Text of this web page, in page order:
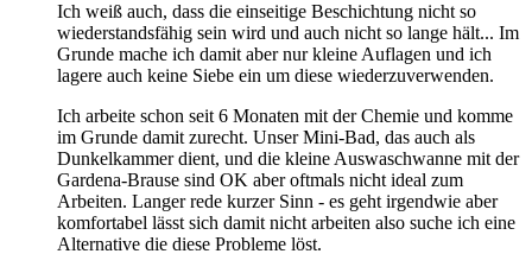
Ich weiß auch, dass die einseitige Beschichtung nicht so
wiederstandsfähig sein wird und auch nicht so lange hält... Im
Grunde mache ich damit aber nur kleine Auflagen und ich
lagere auch keine Siebe ein um diese wiederzuverwenden.
Ich arbeite schon seit 6 Monaten mit der Chemie und komme
im Grunde damit zurecht. Unser Mini-Bad, das auch als
Dunkelkammer dient, und die kleine Auswaschwanne mit der
Gardena-Brause sind OK aber oftmals nicht ideal zum
Arbeiten. Langer rede kurzer Sinn - es geht irgendwie aber
komfortabel lässt sich damit nicht arbeiten also suche ich eine
Alternative die diese Probleme löst.